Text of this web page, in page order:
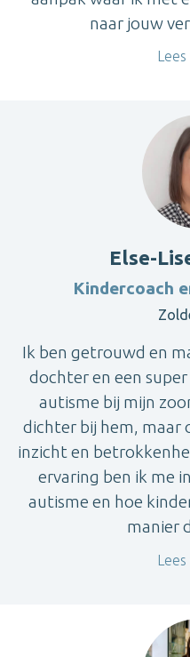
naar jouw
Else-
Kindercoach
Ik ben getrouwd en
dochter en een
autisme bij mijn
dichter bij hem, maar
inzicht en
ervaring ben ik me
autisme en hoe
manier